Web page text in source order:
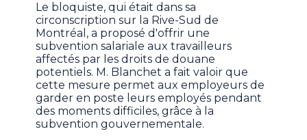
Le bloquiste, qui était dans sa
circonscription sur la Rive-Sud de
Montréal, a proposé d'offrir une
subvention salariale aux travailleurs
affectés par les droits de douane
potentiels. M. Blanchet a fait valoir que
cette mesure permet aux employeurs de
garder en poste leurs employés pendant
des moments difficiles, grâce à la
subvention gouvernementale.